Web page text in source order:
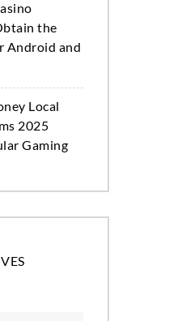
the
Android and
Local
2025
Gaming